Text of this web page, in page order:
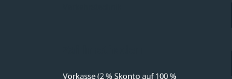
Vorkasse (2 % Skonto auf 100 %